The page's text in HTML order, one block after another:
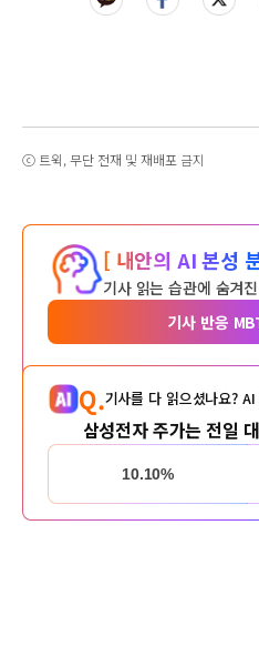
ⓒ 트윅, 무단 전재 및 재배포 금지
[ 내안의 AI 본성
기사 읽는 습관에 숨겨
기사 반응
Q.기사를 다 읽으셨나요?
삼성전자 주가는 전일
10.10%